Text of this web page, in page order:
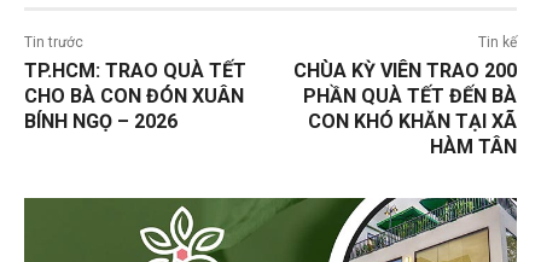
Tin trước
TP.HCM: TRAO QUÀ TẾT
CHO BÀ CON ĐÓN XUÂN
BÍNH NGỌ – 2026
Tin kế
CHÙA KỲ VIÊN TRAO 200
PHẦN QUÀ TẾT ĐẾN BÀ
CON KHÓ KHĂN TẠI XÃ
HÀM TÂN